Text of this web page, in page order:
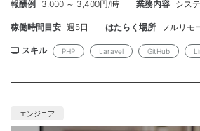
（RLS・マイグレーション運用、
スト（Playwright 等）の実装経験 【作
数】：1名 【面談】：WEB1回 ※弊社同
可能、地方実績有
Edzeal交代枠案件 【案件名】：求人シス
務内容】： 既に運営している求人システ
システムの改修となります。 言語として
確定ではないのですが、現在の人員の交
だきます ・運用保守として不具合修正
ります ・クライアントのヒアリング・仕
報酬例 3,000 ～ 3,400円/時 業務内容 シス
稼働時間目安 週5日 はたらく場所 フルリモ
スキル PHP Laravel GitHub
エンジニア